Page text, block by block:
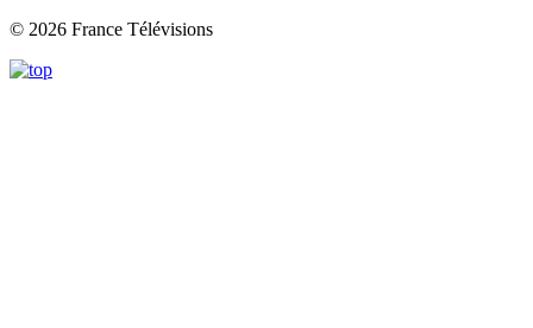
© 2026 France Télévisions